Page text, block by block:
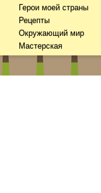
Герои моей страны
Рецепты
Окружающий мир
Мастерская